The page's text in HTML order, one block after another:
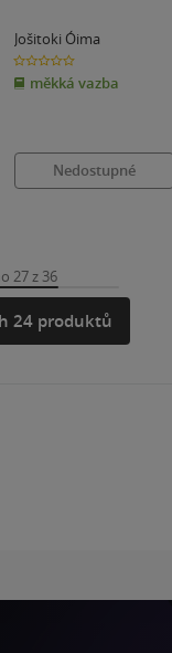
Jošitoki Óima
0.0
z
5
hvězdiček
měkká vazba
Nedostupné
27 z 36
24 produktů